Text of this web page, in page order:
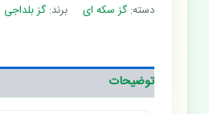
دسته:گز سکه ای برند:گز بلداجی
توضیحات